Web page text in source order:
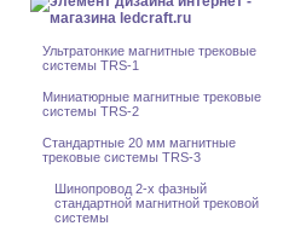
Ультратонкие магнитные трековые
системы TRS-1
Миниатюрные магнитные трековые
системы TRS-2
Стандартные 20 мм магнитные
трековые системы TRS-3
Шинопровод 2-x фазный
стандартной магнитной трековой
системы